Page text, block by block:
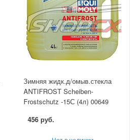
Зимняя жидк.д/омыв.стекла
ANTIFROST Scheiben-
Frostschutz -15С (4л) 00649
456 руб.